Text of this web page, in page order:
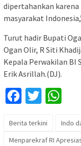
dipertahankan karena
masyarakat
Turut hadir Bupati
Ogan Olir, R Siti
Kepala Perwakilan BI
Erik Asrillah.(DJ).
Facebook
Twitter
Berita terkini Indo
Menparekraf RI